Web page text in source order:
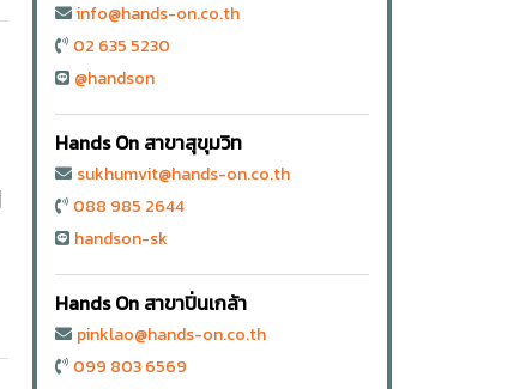
info@hands-on.co.th
02 635 5230
@handson
Hands On สาขาสุขุมวิท
sukhumvit@hands-on.co.th
088 985 2644
handson-sk
Hands On สาขาปิ่นเกล้า
pinklao@hands-on.co.th
099 803 6569